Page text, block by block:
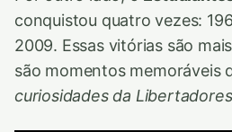
conquistou quatro vezes:
2009. Essas vitórias são
são momentos memoráveis
curiosidades da Libertadores